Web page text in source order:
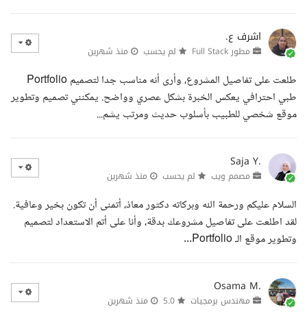
اشرف ع.
مطور Full Stack لم يحسب منذ شهرين
طلعت على تفاصيل المشروع، وأرى أنه مناسب جدا لتصميم Portfolio
طبي احترافي يعكس الخبرة بشكل عصري وواضح. يمكنني تصميم وتطوير
موقع شخصي للطبيب بأسلوب حديث ومرتب يشم...
Saja Y.
مصمم ويب لم يحسب منذ شهرين
السلام عليكم ورحمة الله وبركاته دكتور معاذ، أتمنى أن تكون بخير وعافية.
لقد اطلعت على تفاصيل مشروعك بدقة، وأنا على أتم الاستعداد لتصميم
وتطوير موقع الـ Portfolio...
Osama M.
مهندس برمجيات منذ شهرين